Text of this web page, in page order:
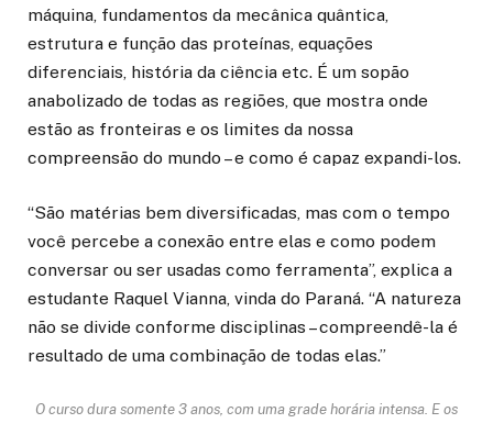
máquina, fundamentos da mecânica quântica,
estrutura e função das proteínas, equações
diferenciais, história da ciência etc. É um sopão
anabolizado de todas as regiões, que mostra onde
estão as fronteiras e os limites da nossa
compreensão do mundo – e como é capaz expandi-los.
“São matérias bem diversificadas, mas com o tempo
você percebe a conexão entre elas e como podem
conversar ou ser usadas como ferramenta”, explica a
estudante Raquel Vianna, vinda do Paraná. “A natureza
não se divide conforme disciplinas – compreendê-la é
resultado de uma combinação de todas elas.”
O curso dura somente 3 anos, com uma grade horária intensa. E os